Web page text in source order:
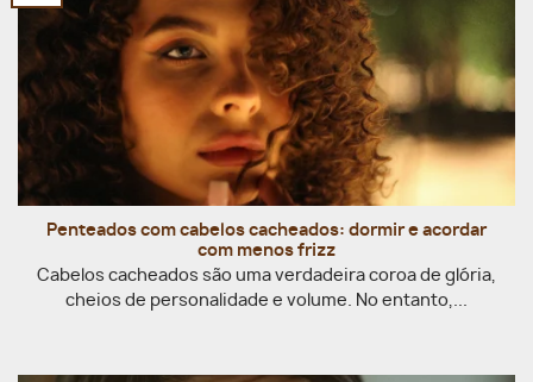
Penteados com cabelos cacheados: dormir e acordar
com menos frizz
Cabelos cacheados são uma verdadeira coroa de glória,
cheios de personalidade e volume. No entanto,...